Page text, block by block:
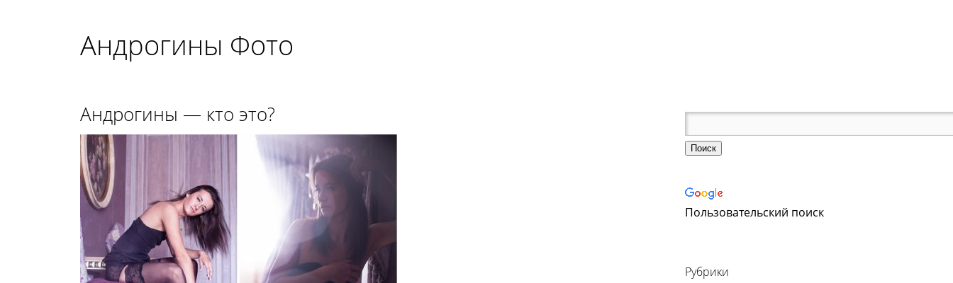
Андрогины Фото
Андрогины — кто это?
Пользовательский поиск
Рубрики